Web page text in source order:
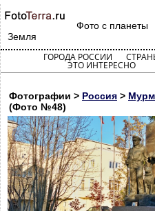
Фото с планеты
Земля
ГОРОДА РОССИИ
ЭТО ИНТЕРЕСНО
Фотографии > Россия >
(Фото №48)